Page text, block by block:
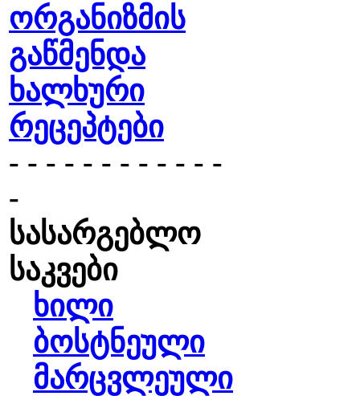
ორგანიზმის
გაწმენდა
ხალხური
რეცეპტები
- - - - - - - - - - - -
-
სასარგებლო
საკვები
ხილი
ბოსტნეული
მარცვლეული